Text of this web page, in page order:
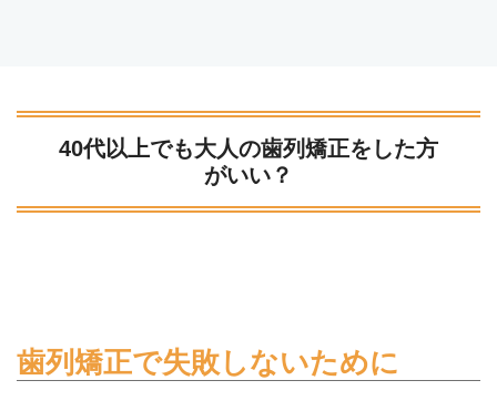
40代以上でも大人の歯列矯正をした方
がいい？
歯列矯正で失敗しないために